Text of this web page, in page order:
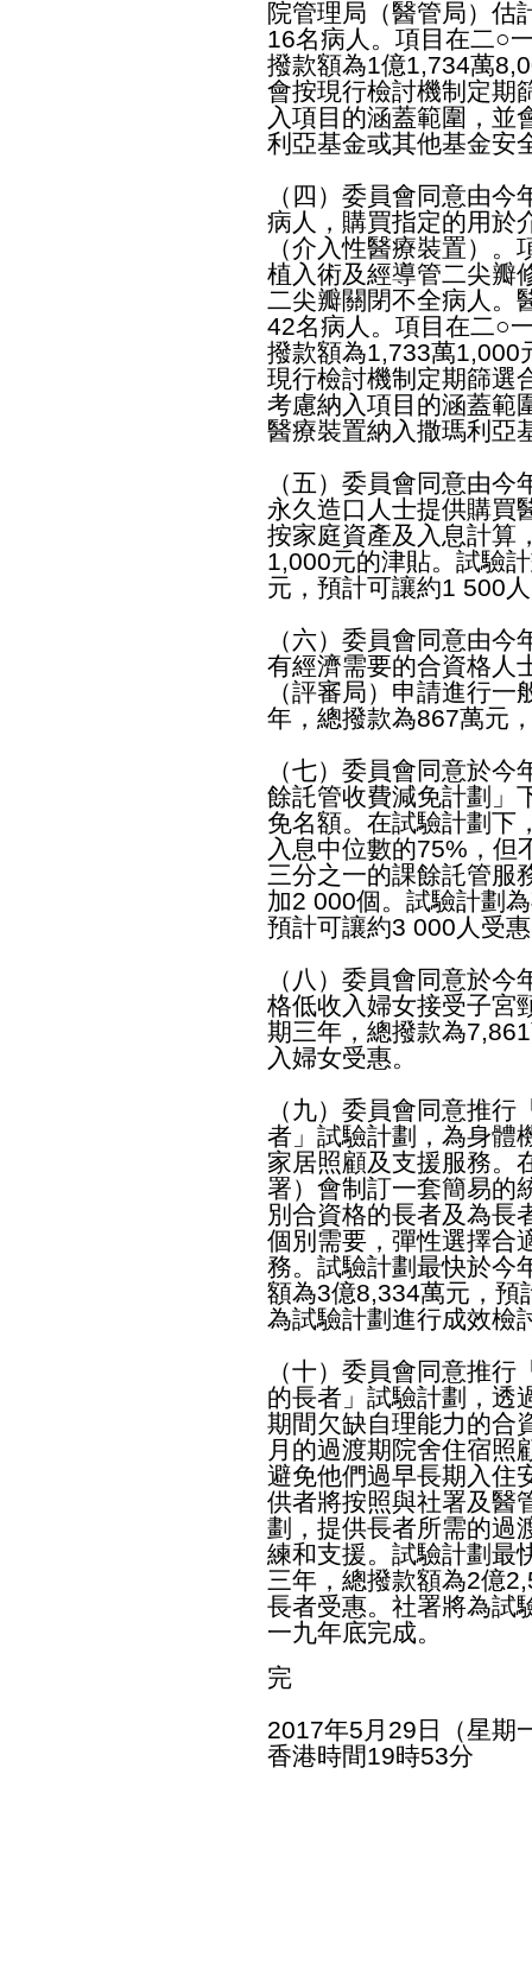
院管理局（醫管局）估
16名病人。項目在二○
撥款額為1億1,734萬
會按現行檢討機制定期
入項目的涵蓋範圍，並
利亞基金或其他基金安
（四）委員會同意由
病人，購買指定的用於
（介入性醫療裝置）
植入術及經導管二尖瓣
二尖瓣關閉不全病人。
42名病人。項目在二○
撥款額為1,733萬1,000
現行檢討機制定期篩選
考慮納入項目的涵蓋範
醫療裝置納入撒瑪利亞
（五）委員會同意由
永久造口人士提供購買
按家庭資產及入息計算
1,000元的津貼。試驗
元，預計可讓約1 500
（六）委員會同意由
有經濟需要的合資格人
（評審局）申請進行
年，總撥款為867萬元
（七）委員會同意於
餘託管收費減免計劃」
免名額。在試驗計劃下
入息中位數的75%，但
三分之一的課餘託管服
加2 000個。試驗計劃
預計可讓約3 000人受
（八）委員會同意於
格低收入婦女接受子宮
期三年，總撥款為
入婦女受惠。
（九）委員會同意推
者」試驗計劃，為身體
家居照顧及支援服務。
署）會制訂一套簡易的
別合資格的長者及為長
個別需要，彈性選擇合
務。試驗計劃最快於今
額為3億8,334萬元，預
為試驗計劃進行成效檢
（十）委員會同意推
的長者」試驗計劃，透
期間欠缺自理能力的合
月的過渡期院舍住宿照
避免他們過早長期入住
供者將按照與社署及醫
劃，提供長者所需的過
練和支援。試驗計劃最
三年，總撥款額為2億
長者受惠。社署將為試
一九年底完成。
完
2017年5月29日（星期
香港時間19時53分